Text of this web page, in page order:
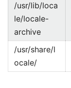
/usr/lib/loca
le/locale-
archive
/usr/share/l
ocale/